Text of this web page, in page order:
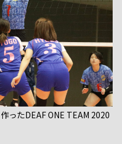
ったDEAF ONE TEAM 2020